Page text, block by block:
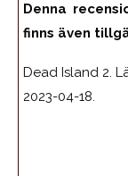
Denna
finns även
Dead Island 2.
2023-04-18.